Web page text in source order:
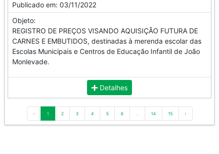
Publicado em: 03/11/2022
Objeto:
REGISTRO DE PREÇOS VISANDO AQUISIÇÃO FUTURA DE
CARNES E EMBUTIDOS, destinadas à merenda escolar das
Escolas Municipais e Centros de Educação Infantil de João
Monlevade.
Detalhes
‹ 1 2 3 4 5 6 14 15 ›